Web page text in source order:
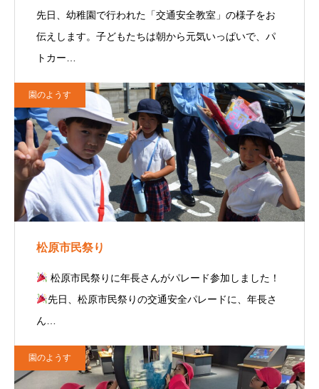
先日、幼稚園で行われた「交通安全教室」の様子をお
伝えします。子どもたちは朝から元気いっぱいで、パ
トカー…
園のようす
松原市民祭り
松原市民祭りに年長さんがパレード参加しました！
先日、松原市民祭りの交通安全パレードに、年長さ
ん…
園のようす